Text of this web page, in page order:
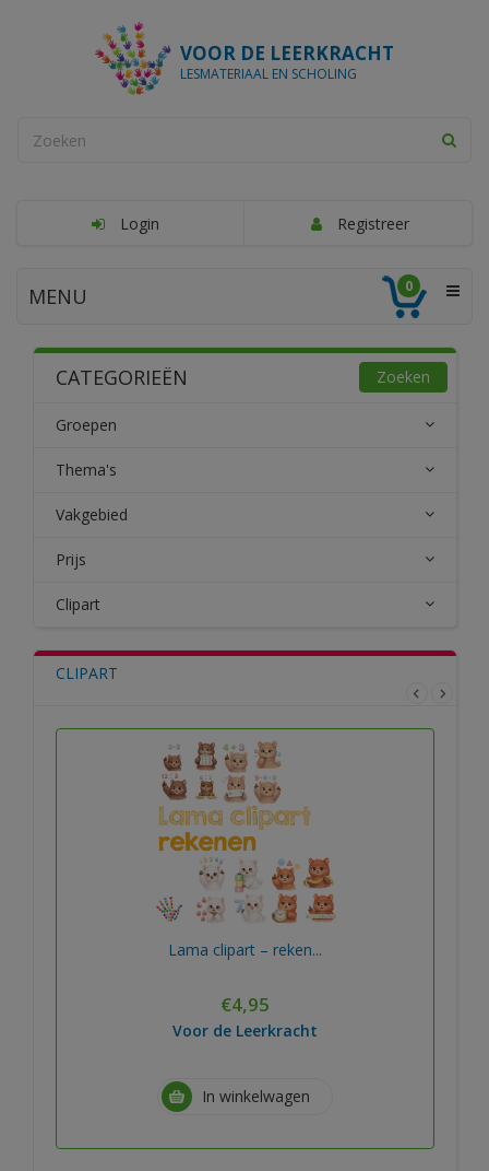
VOOR DE LEERKRACHT
LESMATERIAAL EN SCHOLING
Login Registreer
MENU 0
CATEGORIEËN Zoeken
Groepen
Thema's
Vakgebied
Prijs
Clipart
CLIPART
Lama clipart – reken...
€4,95
Voor de Leerkracht
In winkelwagen